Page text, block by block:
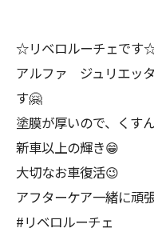
☆リベロルーチェです
アルファ ジュリエッ
す🤗
塗膜が厚いので、くす
新車以上の輝き😁
大切なお車復活😉
アフターケア一緒に頑
#リベロルーチェ